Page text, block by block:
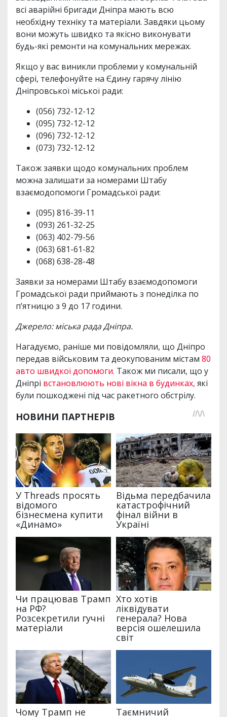
всі аварійні бригади Дніпра мають всю
необхідну техніку та матеріали. Завдяки цьому
вони можуть швидко та якісно виконувати
будь-які ремонти на комунальних мережах.
Якщо у вас виникли проблеми у комунальній
сфері, телефонуйте на Єдину гарячу лінію
Дніпровської міської ради:
(056) 732-12-12
(095) 732-12-12
(096) 732-12-12
(073) 732-12-12
Також заявки щодо комунальних проблем
можна залишати за номерами Штабу
взаємодопомоги Громадської ради:
(095) 816-39-11
(093) 261-32-25
(063) 402-79-56
(063) 681-61-82
(068) 638-28-48
Заявки за номерами Штабу взаємодопомоги
Громадської ради приймають з понеділка по
п’ятницю з 9 до 17 години.
Джерело: міська рада Дніпра.
Нагадуємо, раніше ми повідомляли, що Дніпро
передав військовим та деокупованим містам 80
авто швидкої допомоги. Також ми писали, що у
Дніпрі встановлюють нові вікна в будинках, які
були пошкоджені під час ракетного обстрілу.